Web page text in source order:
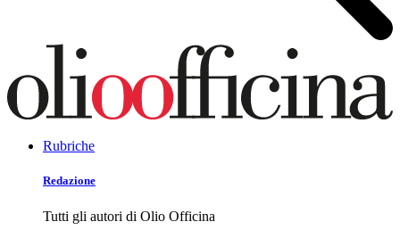
Rubriche
Redazione
Tutti gli autori di Olio Officina